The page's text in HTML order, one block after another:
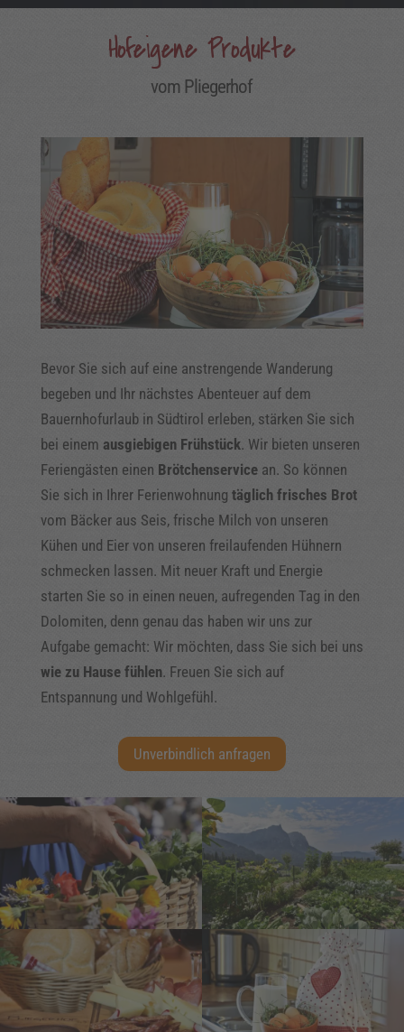
Hofeigene Produkte
vom Pliegerhof
Bevor Sie sich auf eine anstrengende Wanderung
begeben und Ihr nächstes Abenteuer auf dem
Bauernhofurlaub in Südtirol erleben, stärken Sie sich
bei einem ausgiebigen Frühstück. Wir bieten unseren
Feriengästen einen Brötchenservicean. So können
Sie sich in Ihrer Ferienwohnung täglich frisches Brot
vom Bäcker aus Seis, frische Milch von unseren
Kühen und Eier von unseren freilaufenden Hühnern
schmecken lassen. Mit neuer Kraft und Energie
starten Sie so in einen neuen, aufregenden Tag in den
Dolomiten, denn genau das haben wir uns zur
Aufgabe gemacht: Wir möchten, dass Sie sich bei uns
wie zu Hause fühlen. Freuen Sie sich auf
Entspannung und Wohlgefühl.
Unverbindlich anfragen